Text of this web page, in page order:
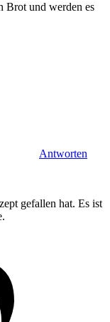
Brot und werden es
Antworten
gefallen hat. Es ist